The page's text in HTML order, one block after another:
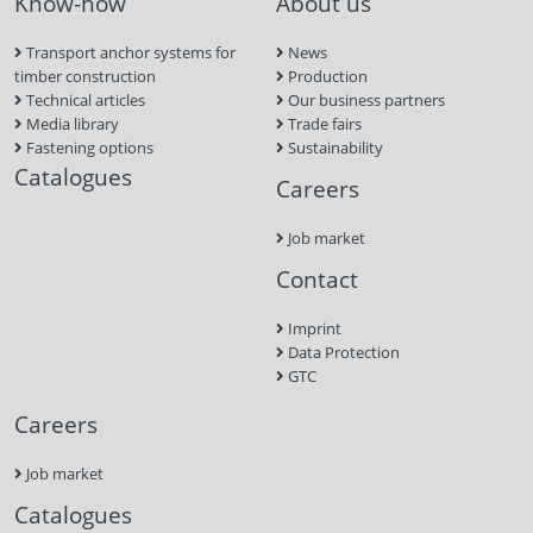
Transport anchor systems for
timber construction
Technical articles
Media library
Fastening options
Catalogues
News
Production
Our business partners
Trade fairs
Sustainability
Careers
Job market
Contact
Imprint
Data Protection
GTC
Careers
Job market
Catalogues